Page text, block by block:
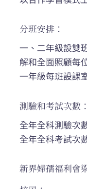
分班安排：
一、二年級設雙
解和全面照顧每
一年級每班設課
測驗和考試次數：
全年全科測驗次
全年全科考試次
新界婦孺福利會